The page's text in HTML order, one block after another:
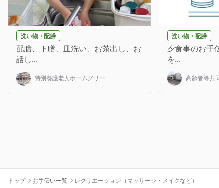
洗い物・配膳
配膳、下膳、皿洗い、お茶出し、お
話し...
特別養護老人ホームグリー...
洗い物・配膳
夕食事のお手
を...
高齢者等共
トップ お手伝い一覧 レクリエーション（マッサージ・メイクなど）